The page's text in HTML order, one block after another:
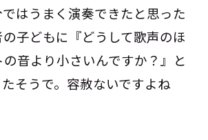
はうまく演奏できたと思った
子どもに『どうして歌声のほ
音より小さいんですか？』と
そうで。容赦ないですよね